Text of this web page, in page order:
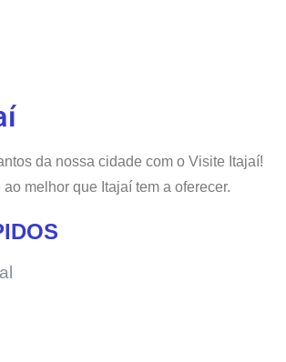
da nossa cidade com o Visite Itajaí!
melhor que Itajaí tem a oferecer.